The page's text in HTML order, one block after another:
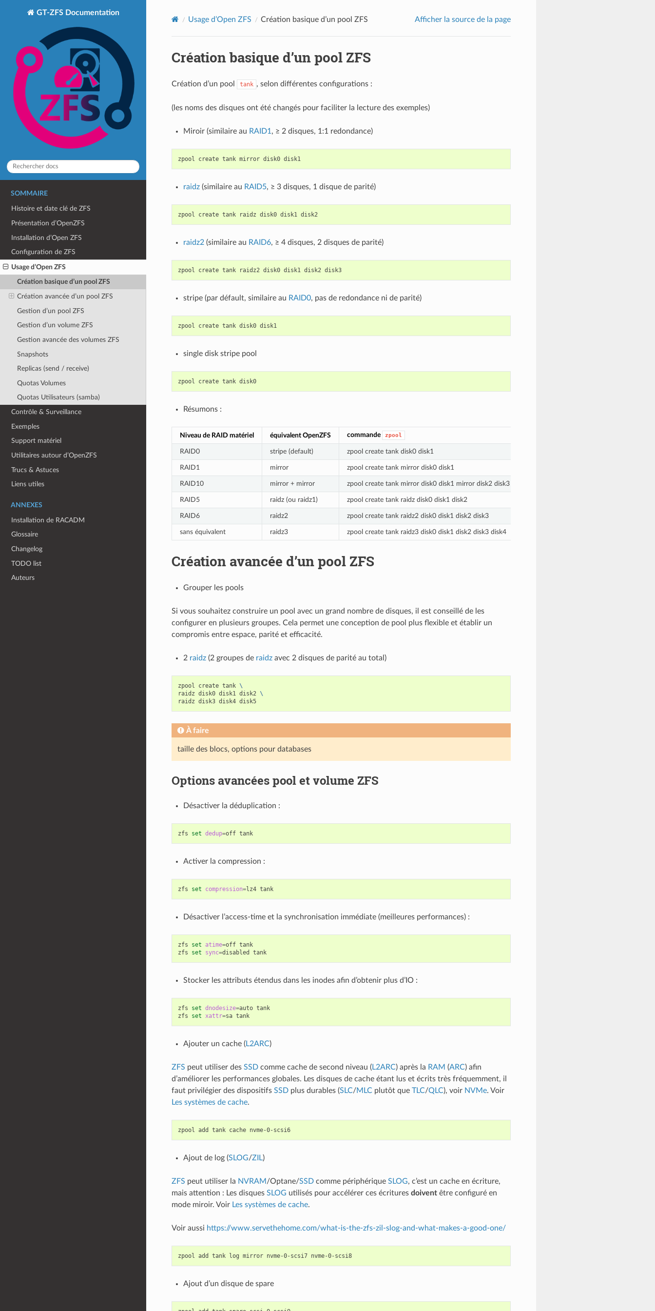
GT-ZFS Documentation
SOMMAIRE
Histoire et date clé de ZFS
Présentation d’OpenZFS
Installation d’Open ZFS
Configuration de ZFS
Usage d’Open ZFS
Création basique d’un pool ZFS
Création avancée d’un pool ZFS
Gestion d’un pool ZFS
Gestion d’un volume ZFS
Gestion avancée des volumes ZFS
Snapshots
Replicas (send / receive)
Quotas Volumes
Quotas Utilisateurs (samba)
Contrôle & Surveillance
Exemples
Support matériel
Utilitaires autour d’OpenZFS
Trucs & Astuces
Liens utiles
ANNEXES
Installation de RACADM
Glossaire
Changelog
TODO list
Auteurs
Usage d’Open ZFS Création basique d’un pool ZFS Afficher la source de la page
Création basique d’un pool ZFS
Création d’un pool tank , selon différentes configurations :
(les noms des disques ont été changés pour faciliter la lecture des exemples)
Miroir (similaire au RAID1 , ≥ 2 disques, 1:1 redondance)
zpool create tank mirror disk0 disk1
raidz(similaire au RAID5, ≥ 3 disques, 1 disque de parité)
zpool create tank raidz disk0 disk1 disk2
raidz2(similaire au RAID6, ≥ 4 disques, 2 disques de parité)
zpool create tank raidz2 disk0 disk1 disk2 disk3
stripe (par défault, similaire au RAID0, pas de redondance ni de parité)
zpool create tank disk0 disk1
single disk stripe pool
zpool create tank disk0
Résumons :
Niveau de RAID matériel équivalent OpenZFS commande zpool
RAID0 stripe (default) zpool create tank disk0 disk1
RAID1 mirror zpool create tank mirror disk0 disk1
RAID10 mirror + mirror zpool create tank mirror disk0 disk1 mirror disk2 disk3
RAID5 raidz (ou raidz1) zpool create tank raidz disk0 disk1 disk2
RAID6 raidz2 zpool create tank raidz2 disk0 disk1 disk2 disk3
sans équivalent raidz3 zpool create tank raidz3 disk0 disk1 disk2 disk3 disk4
Création avancée d’un pool ZFS
Grouper les pools
Si vous souhaitez construire un pool avec un grand nombre de disques, il est conseillé de les
configurer en plusieurs groupes. Cela permet une conception de pool plus flexible et établir un
compromis entre espace, parité et efficacité.
2 raidz(2 groupes de raidzavec 2 disques de parité au total)
zpool create tank \
raidz disk0 disk1 disk2 \
raidz disk3 disk4 disk5
À faire
taille des blocs, options pour databases
Options avancées pool et volume ZFS
Désactiver la déduplication :
zfs set dedup=off tank
Activer la compression :
zfs set compression=lz4 tank
Désactiver l’access-time et la synchronisation immédiate (meilleures performances) :
zfs set atime=off tank
zfs
set sync=disabled tank
Stocker les attributs étendus dans les inodes afin d’obtenir plus d’IO :
zfs set dnodesize=auto tank
zfs
set xattr=sa tank
Ajouter un cache (L2ARC)
ZFS peut utiliser des SSDcomme cache de second niveau (L2ARC) après la RAM (ARC) afin
d’améliorer les performances globales. Les disques de cache étant lus et écrits très fréquemment, il
faut privilégier des dispositifs SSDplus durables (SLC/MLCplutôt que TLC/QLC), voir NVMe. Voir
Les systèmes de cache.
zpool add tank cache nvme-0-scsi6
Ajout de log (SLOG/ZIL)
ZFS peut utiliser la NVRAM /Optane/SSDcomme périphérique SLOG, c’est un cache en écriture,
mais attention : Les disques SLOG utilisés pour accélérer ces écritures doiventêtre configuré en
mode miroir. Voir Les systèmes de cache.
Voir aussi https://www.servethehome.com/what-is-the-zfs-zil-slog-and-what-makes-a-good-one/
zpool add tank log mirror nvme-0-scsi7 nvme-0-scsi8
Ajout d’un disque de spare